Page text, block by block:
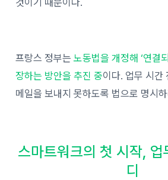
프랑스 정부는노동법을 개정해 ‘연결
장하는 방안을 추진 중이다. 업무 시간
메일을 보내지 못하도록 법으로 명시
스마트워크의 첫 시작, 업
디